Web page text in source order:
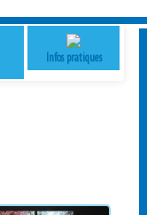
Infos pratiques